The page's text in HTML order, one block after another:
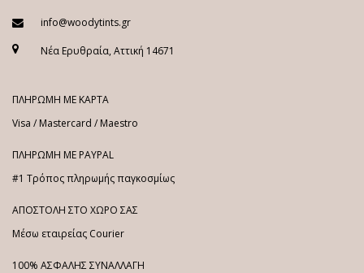
info@woodytints.gr
Νέα Ερυθραία, Αττική 14671
ΠΛΗΡΩΜΗ ΜΕ ΚΑΡΤΑ
Visa / Mastercard / Maestro
ΠΛΗΡΩΜΗ ΜΕ PAYPAL
#1 Τρόπος πληρωμής παγκοσμίως
ΑΠΟΣΤΟΛΗ ΣΤΟ ΧΩΡΟ ΣΑΣ
Μέσω εταιρείας Courier
100% ΑΣΦΑΛΗΣ ΣΥΝΑΛΛΑΓΗ